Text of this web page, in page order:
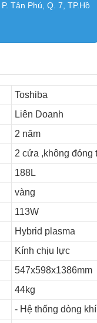
Tân Phú, Q. 7, TP.Hồ
Toshiba
Liên Doanh
2 năm
2 cửa ,không đóng
188L
vàng
113W
Hybrid plasma
Kính chịu lực
547x598x1386mm
44kg
- Hệ thống dòng